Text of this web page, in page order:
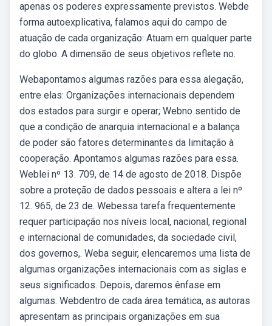
apenas os poderes expressamente previstos. Webde
forma autoexplicativa, falamos aqui do campo de
atuação de cada organização: Atuam em qualquer parte
do globo. A dimensão de seus objetivos reflete no.
Webapontamos algumas razões para essa alegação,
entre elas: Organizações internacionais dependem
dos estados para surgir e operar; Webno sentido de
que a condição de anarquia internacional e a balança
de poder são fatores determinantes da limitação à
cooperação. Apontamos algumas razões para essa.
Weblei nº 13. 709, de 14 de agosto de 2018. Dispõe
sobre a proteção de dados pessoais e altera a lei nº
12. 965, de 23 de. Webessa tarefa frequentemente
requer participação nos níveis local, nacional, regional
e internacional de comunidades, da sociedade civil,
dos governos,. Weba seguir, elencaremos uma lista de
algumas organizações internacionais com as siglas e
seus significados. Depois, daremos ênfase em
algumas. Webdentro de cada área temática, as autoras
apresentam as principais organizações em sua